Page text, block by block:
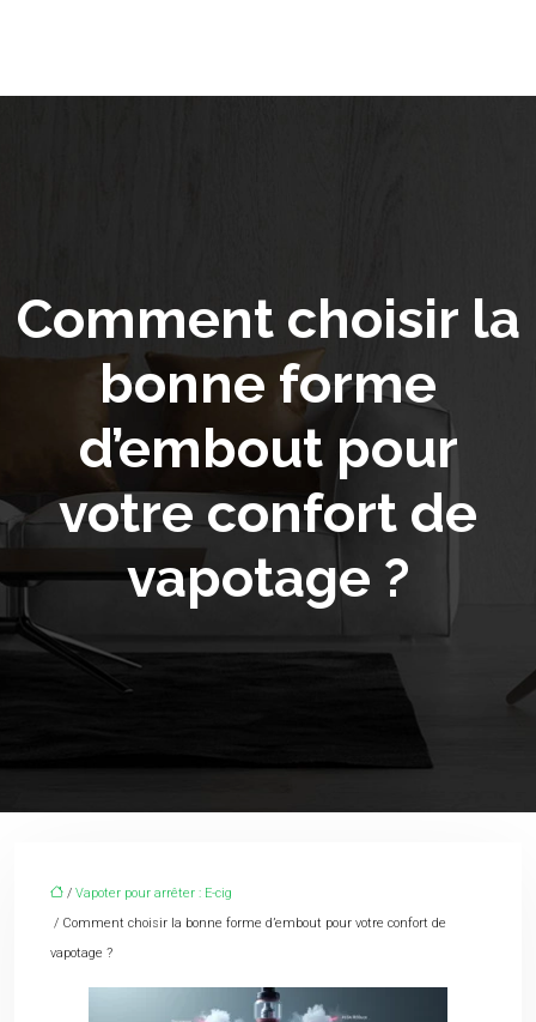
Comment choisir la
bonne forme
d’embout pour
votre confort de
vapotage ?
/ Vapoter pour arrêter : E-cig
/ Comment choisir la bonne forme d’embout pour votre confort de
vapotage ?